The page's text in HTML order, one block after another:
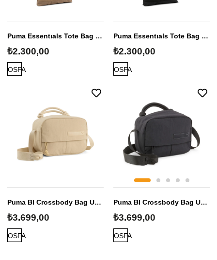
Puma Essentıals Tote Bag Unisex Omuz Çantası
₺2.300,00
OSFA
Puma Essentıals Tote Bag Unisex Omuz Çantası
₺2.300,00
OSFA
Puma Bl Crossbody Bag Unisex Omuz Çantası
₺3.699,00
OSFA
Puma Bl Crossbody Bag Unisex Omuz Çantası
₺3.699,00
OSFA